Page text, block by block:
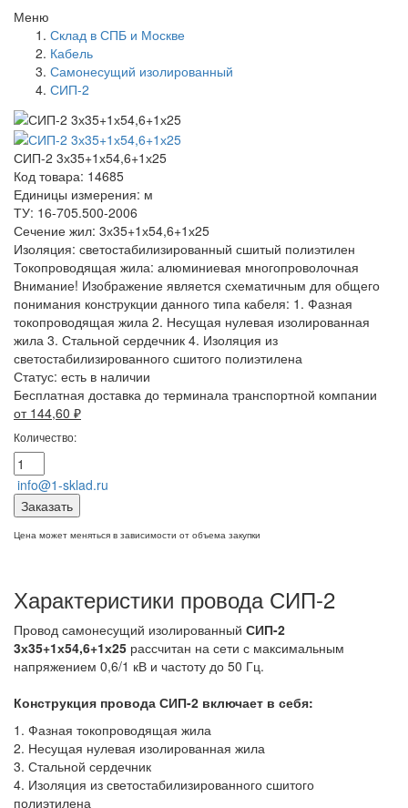
Меню
Склад в СПБ и Москве
Кабель
Самонесущий изолированный
СИП-2
СИП-2 3х35+1х54,6+1х25
Код товара: 14685
Единицы измерения: м
ТУ: 16-705.500-2006
Сечение жил: 3х35+1х54,6+1х25
Изоляция: светостабилизированный сшитый полиэтилен
Токопроводящая жила: алюминиевая многопроволочная
Внимание! Изображение является схематичным для общего
понимания конструкции данного типа кабеля: 1. Фазная
токопроводящая жила 2. Несущая нулевая изолированная
жила 3. Стальной сердечник 4. Изоляция из
светостабилизированного сшитого полиэтилена
Статус: есть в наличии
Бесплатная доставка до терминала транспортной компании
от 144,60 ₽
Количество:
info@1-sklad.ru
Заказать
Цена может меняться в зависимости от объема закупки
Характеристики провода СИП-2
Провод самонесущий изолированный СИП-2
3х35+1х54,6+1х25 рассчитан на сети с максимальным
напряжением 0,6/1 кВ и частоту до 50 Гц.
Конструкция провода СИП-2 включает в себя:
1. Фазная токопроводящая жила
2. Несущая нулевая изолированная жила
3. Стальной сердечник
4. Изоляция из светостабилизированного сшитого
полиэтилена